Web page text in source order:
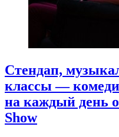
Стендап,
классы —
на каждый день
Show